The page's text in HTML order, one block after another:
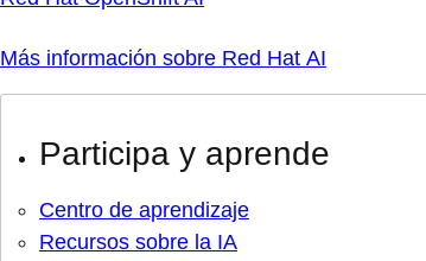
Más información sobre Red Hat AI
Participa y aprende
Centro de aprendizaje
Recursos sobre la IA